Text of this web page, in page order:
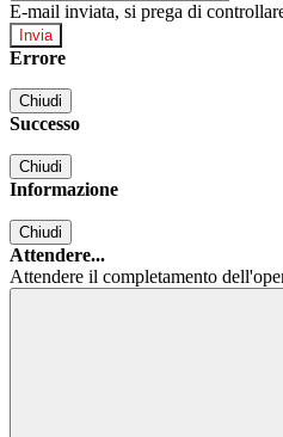
E-mail inviata, si prega di
Errore
Chiudi
Successo
Chiudi
Informazione
Chiudi
Attendere...
Attendere il completamento